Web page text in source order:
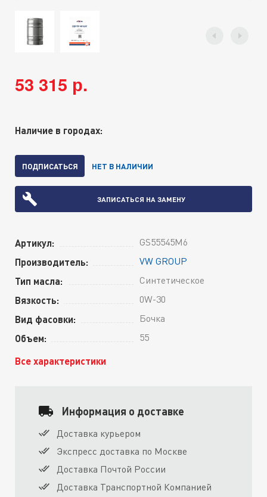
53 315 р.
Наличие в городах:
ПОДПИСАТЬСЯ НЕТ В НАЛИЧИИ
ЗАПИСАТЬСЯ НА ЗАМЕНУ
Артикул: GS55545M6
Производитель: VW GROUP
Тип масла: Синтетическое
Вязкость: 0W-30
Вид фасовки: Бочка
Объем: 55
Все характеристики
Информация о доставке
Доставка курьером
Экспресс доставка по Москве
Доставка Почтой России
Доставка Транспортной Компанией